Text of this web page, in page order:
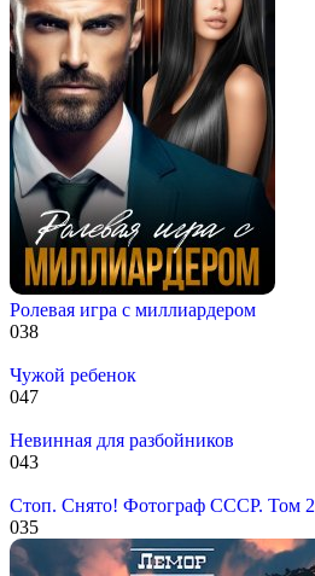
Ролевая игра с миллиардером
038
Чужой ребенок
047
Невинная для разбойников
043
Стоп. Снято! Фотограф СССР. Том 2
035